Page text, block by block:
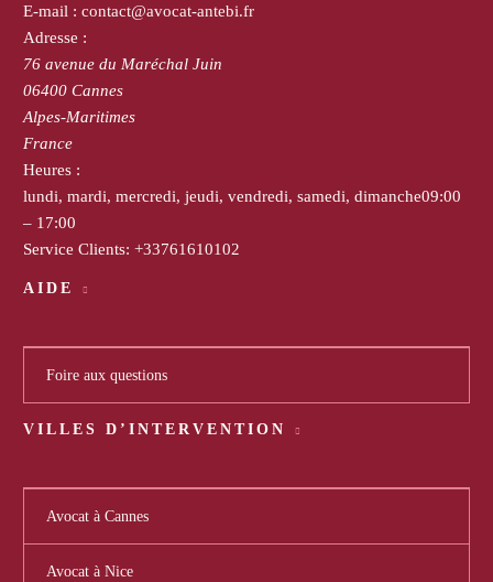
E-mail : contact@avocat-antebi.fr
Adresse :
76 avenue du Maréchal Juin
06400 Cannes
Alpes-Maritimes
France
Heures :
lundi, mardi, mercredi, jeudi, vendredi, samedi, dimanche09:00
– 17:00
Service Clients: +33761610102
AIDE
Foire aux questions
VILLES D’INTERVENTION
Avocat à Cannes
Avocat à Nice